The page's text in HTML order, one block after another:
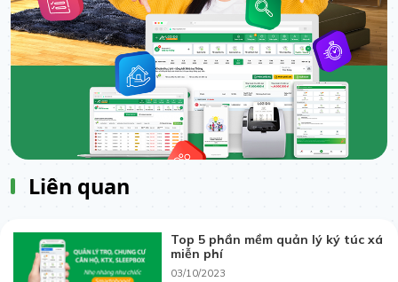
Liên quan
Top 5 phần mềm quản lý ký túc xá
miễn phí
03/10/2023